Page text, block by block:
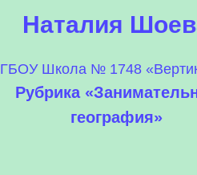
Наталия
ГБОУ Школа № 1748
Рубрика
география»